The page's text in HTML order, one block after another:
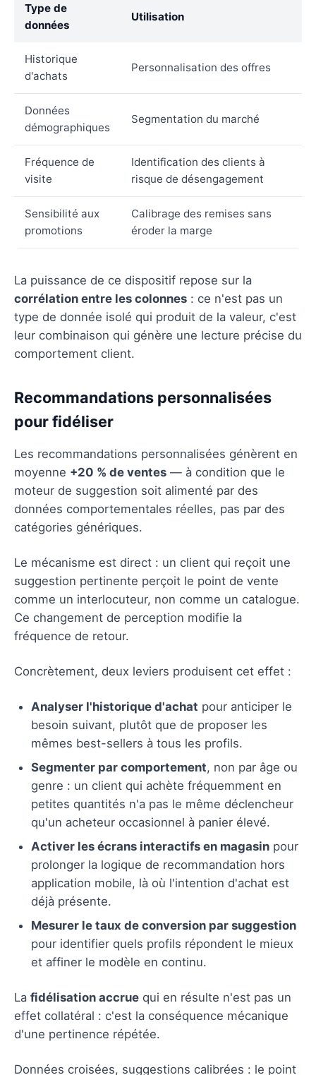
Type de
données
Utilisation
Historique
d'achats
Personnalisation des offres
Données
démographiques
Segmentation du marché
Fréquence de
visite
Identification des clients à
risque de désengagement
Sensibilité aux
promotions
Calibrage des remises sans
éroder la marge
La puissance de ce dispositif repose sur la
corrélation entre les colonnes : ce n'est pas un
type de donnée isolé qui produit de la valeur, c'est
leur combinaison qui génère une lecture précise du
comportement client.
Recommandations personnalisées
pour fidéliser
Les recommandations personnalisées génèrent en
moyenne +20 % de ventes — à condition que le
moteur de suggestion soit alimenté par des
données comportementales réelles, pas par des
catégories génériques.
Le mécanisme est direct : un client qui reçoit une
suggestion pertinente perçoit le point de vente
comme un interlocuteur, non comme un catalogue.
Ce changement de perception modifie la
fréquence de retour.
Concrètement, deux leviers produisent cet effet :
Analyser l'historique d'achat pour anticiper le
besoin suivant, plutôt que de proposer les
mêmes best-sellers à tous les profils.
Segmenter par comportement, non par âge ou
genre : un client qui achète fréquemment en
petites quantités n'a pas le même déclencheur
qu'un acheteur occasionnel à panier élevé.
Activer les écrans interactifs en magasin pour
prolonger la logique de recommandation hors
application mobile, là où l'intention d'achat est
déjà présente.
Mesurer le taux de conversion par suggestion
pour identifier quels profils répondent le mieux
et affiner le modèle en continu.
La fidélisation accrue qui en résulte n'est pas un
effet collatéral : c'est la conséquence mécanique
d'une pertinence répétée.
Données croisées, suggestions calibrées : le point